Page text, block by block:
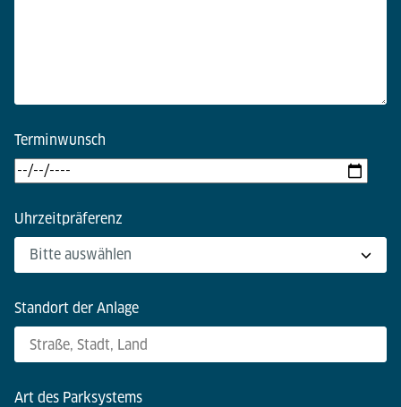
Terminwunsch
Uhrzeitpräferenz
Standort der Anlage
Art des Parksystems